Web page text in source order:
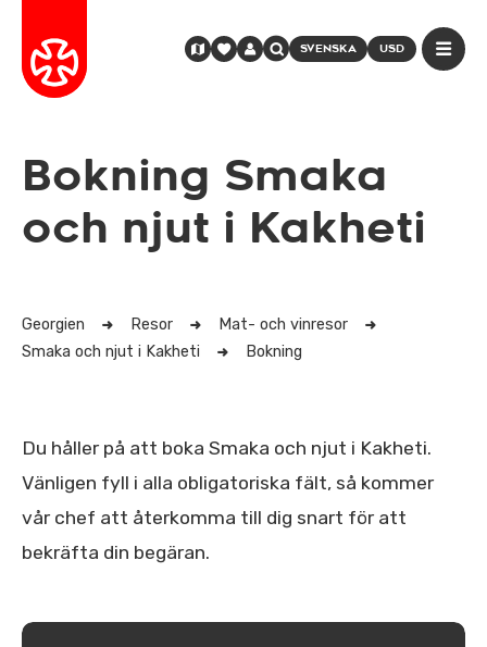
SVENSKA USD
Bokning Smaka
och njut i Kakheti
Georgien Resor
Mat- och vinresor
Smaka och njut i Kakheti
Bokning
Du håller på att boka Smaka och njut i Kakheti.
Vänligen fyll i alla obligatoriska fält, så kommer
vår chef att återkomma till dig snart för att
bekräfta din begäran.